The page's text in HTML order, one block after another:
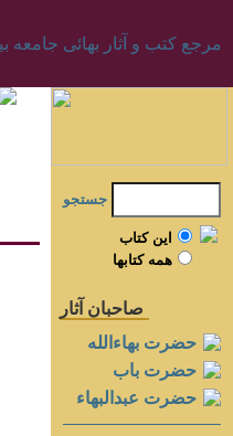
جستجو
اين کتاب
همه کتابها
صاحبان آثار
حضرت بهاءالله
حضرت باب
حضرت عبدالبهاء